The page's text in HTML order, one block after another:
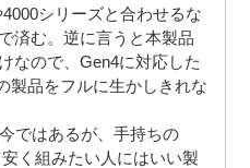
シリーズと合わせるな
済む。逆に言うと本製品
なので、Gen4に対応した
製品をフルに生かしきれな
ではあるが、手持ちの
く組みたい人にはいい製